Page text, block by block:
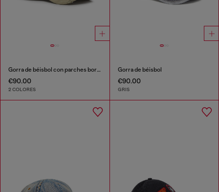
Gorra de béisbol con parches bordados
€90.00
2 COLORES
Gorra de béisbol
€90.00
GRIS